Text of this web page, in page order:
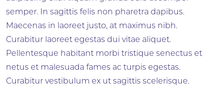
semper. In sagittis felis non pharetra dapibus.
Maecenas in laoreet justo, at maximus nibh.
Curabitur laoreet egestas dui vitae aliquet.
Pellentesque habitant morbi tristique senectus et
netus et malesuada fames ac turpis egestas.
Curabitur vestibulum ex ut sagittis scelerisque.